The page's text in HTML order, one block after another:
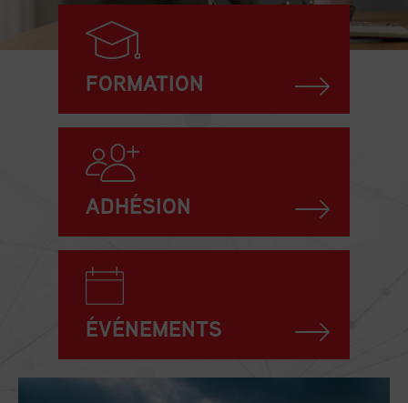
FORMATION
ADHÉSION
ÉVÉNEMENTS